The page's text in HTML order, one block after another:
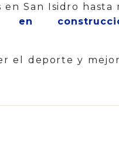
San Isidro
el deporte y